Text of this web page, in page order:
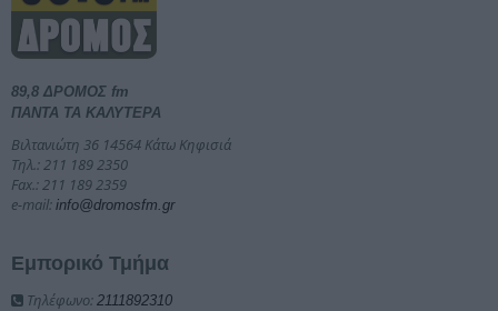
89,8 ΔΡΟΜΟΣ fm
ΠΑΝΤΑ ΤΑ ΚΑΛΥΤΕΡΑ
Βιλτανιώτη 36 14564 Κάτω Κηφισιά
Τηλ.: 211 189 2350
Fax.: 211 189 2359
e-mail: info@dromosfm.gr
Εμπορικό Τμήμα
Τηλέφωνο: 2111892310